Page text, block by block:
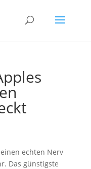
echten Nerv
Das günstigste